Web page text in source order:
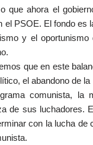
que ahora el
el PSOE. El fondo es
y el oportunismo
que en este
el abandono de
comunista, la
de sus luchadores.
con la lucha de